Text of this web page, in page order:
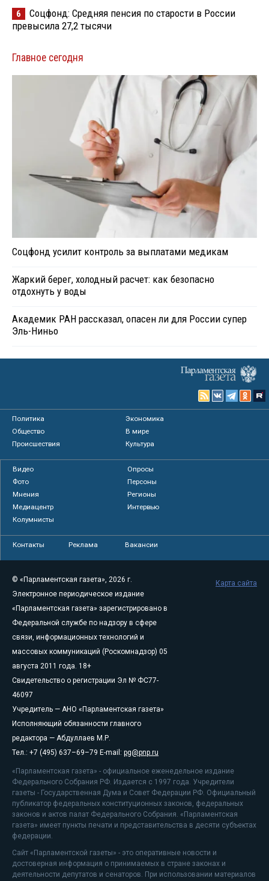
6
Соцфонд: Средняя пенсия по старости в России
превысила 27,2 тысячи
Главное сегодня
Соцфонд усилит контроль за выплатами медикам
Жаркий берег, холодный расчет: как безопасно
отдохнуть у воды
Академик РАН рассказал, опасен ли для России супер
Эль-Ниньо
Политика
Экономика
Общество
В мире
Происшествия
Культура
Видео
Опросы
Фото
Персоны
Мнения
Регионы
Медиацентр
Интервью
Колумнисты
Контакты Реклама Вакансии
© «Парламентская газета», 2026 г.
Электронное периодическое издание
«Парламентская газета» зарегистрировано в
Федеральной службе по надзору в сфере
связи, информационных технологий и
массовых коммуникаций (Роскомнадзор) 05
августа 2011 года. 18+
Свидетельство о регистрации Эл № ФС77-
46097
Учредитель — АНО «Парламентская газета»
Исполняющий обязанности главного
редактора — Абдуллаев М.Р.
Тел.: +7 (495) 637–69–79 E-mail: pg@pnp.ru
«Парламентская газета» - официальное еженедельное издание
Федерального Собрания РФ. Издается с 1997 года. Учредители
газеты - Государственная Дума и Совет Федерации РФ. Официальный
публикатор федеральных конституционных законов, федеральных
законов и актов палат Федерального Собрания. «Парламентская
газета» имеет пункты печати и представительства в десяти субъектах
федерации.
Сайт «Парламентской газеты» - это оперативные новости и
достоверная информация о принимаемых в стране законах и
деятельности депутатов и сенаторов. При использовании материалов
Карта сайта